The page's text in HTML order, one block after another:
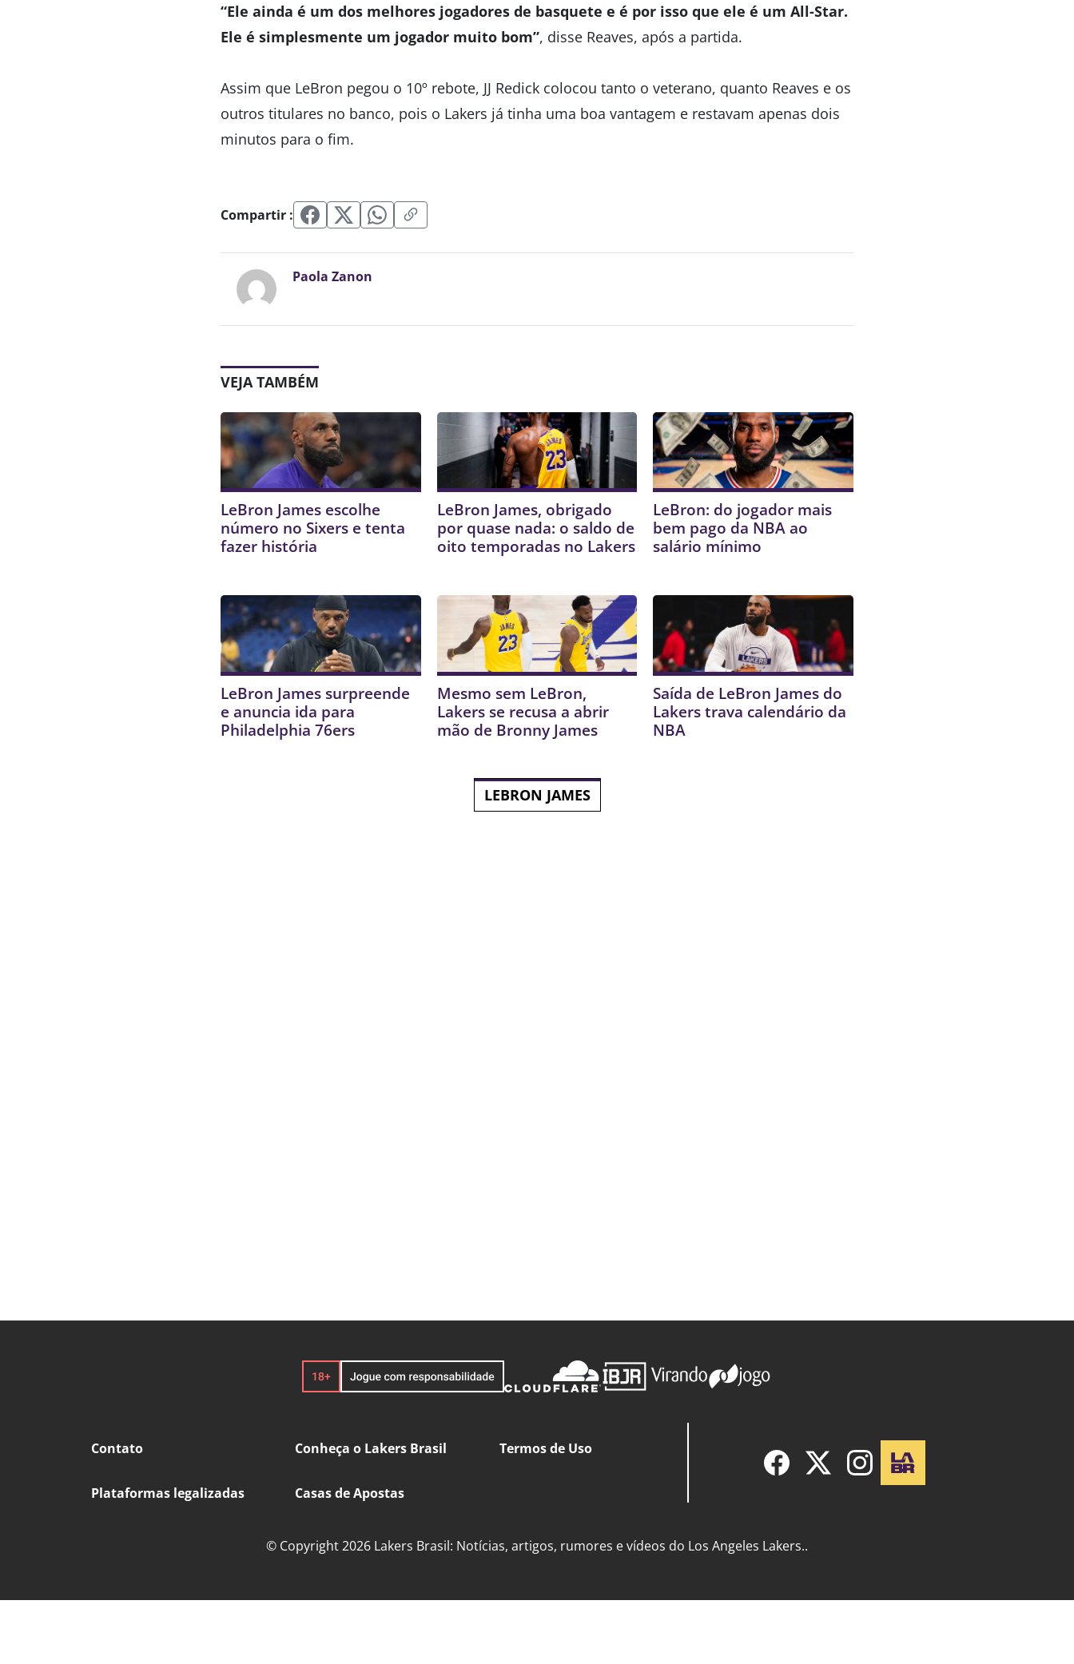
“Ele ainda é um dos melhores jogadores de basquete e é por isso que ele é um All-Star.
Ele é simplesmente um jogador muito bom”, disse Reaves, após a partida.
Assim que LeBron pegou o 10º rebote, JJ Redick colocou tanto o veterano, quanto Reaves e os
outros titulares no banco, pois o Lakers já tinha uma boa vantagem e restavam apenas dois
minutos para o fim.
Compartir :
Paola Zanon
VEJA TAMBÉM
LeBron James escolhe
número no Sixers e tenta
fazer história
LeBron James, obrigado
por quase nada: o saldo de
oito temporadas no Lakers
LeBron: do jogador mais
bem pago da NBA ao
salário mínimo
LeBron James surpreende
e anuncia ida para
Philadelphia 76ers
Mesmo sem LeBron,
Lakers se recusa a abrir
mão de Bronny James
Saída de LeBron James do
Lakers trava calendário da
NBA
LEBRON JAMES
Contato Conheça o Lakers Brasil Termos de Uso
Plataformas legalizadas Casas de Apostas
© Copyright 2026 Lakers Brasil: Notícias, artigos, rumores e vídeos do Los Angeles Lakers..